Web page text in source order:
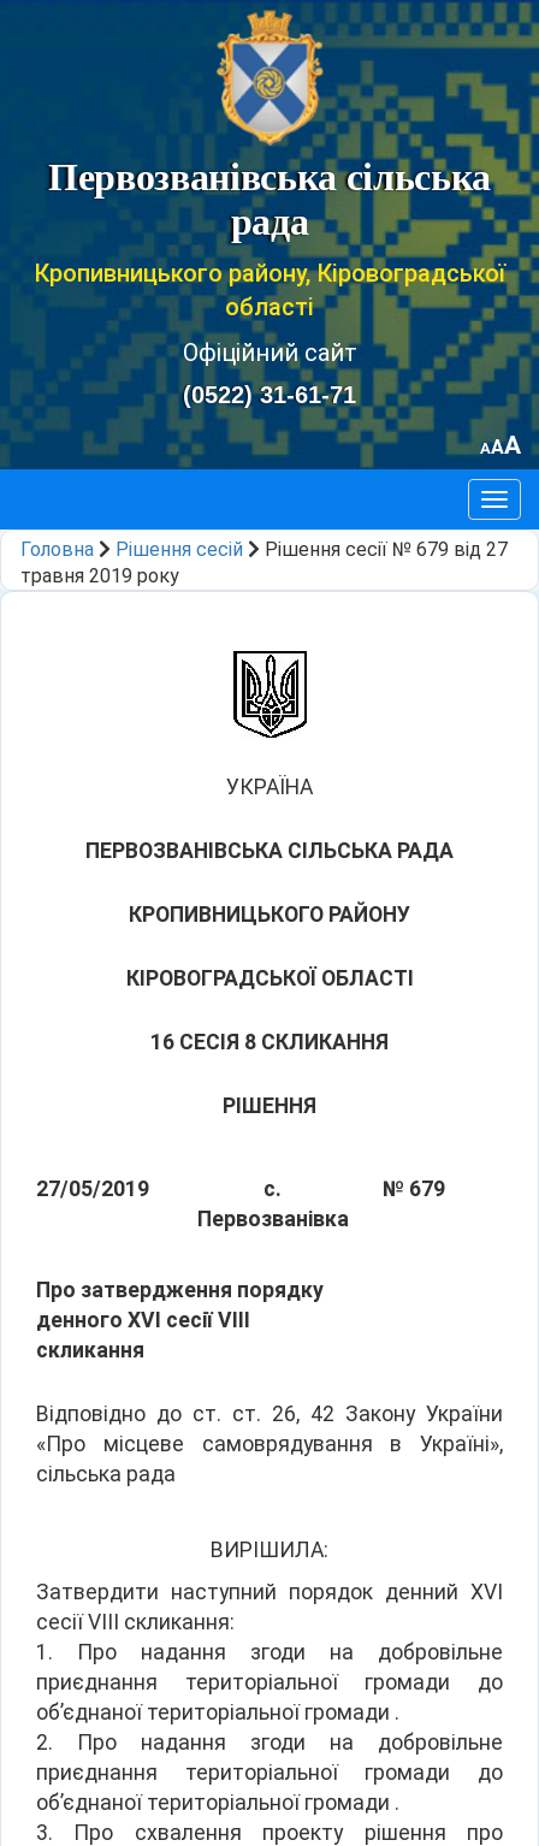
Первозванівська сільська
рада
Кропивницького району, Кіровоградської
області
Офіційний сайт
(0522) 31-61-71
AAA
Головна
Рішення сесій
Рішення сесії № 679 від 27
травня 2019 року
УКРАЇНА
ПЕРВОЗВАНІВСЬКА СІЛЬСЬКА РАДА
КРОПИВНИЦЬКОГО РАЙОНУ
КІРОВОГРАДСЬКОЇ ОБЛАСТІ
16 СЕСІЯ 8 СКЛИКАННЯ
РІШЕННЯ
27/05/2019
с.
Первозванівка
№ 679
Про затвердження порядку
денного ХVІ сесії VІІІ
скликання
Відповідно до ст. ст. 26, 42 Закону України
«Про місцеве самоврядування в Україні»,
сільська рада
ВИРІШИЛА:
Затвердити наступний порядок денний ХVІ
сесії VIІІ скликання:
1. Про надання згоди на добровільне
приєднання територіальної громади до
об’єднаної територіальної громади .
2. Про надання згоди на добровільне
приєднання територіальної громади до
об’єднаної територіальної громади .
3. Про схвалення проекту рішення про